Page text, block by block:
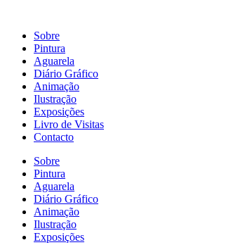
Sobre
Pintura
Aguarela
Diário Gráfico
Animação
Ilustração
Exposições
Livro de Visitas
Contacto
Sobre
Pintura
Aguarela
Diário Gráfico
Animação
Ilustração
Exposições